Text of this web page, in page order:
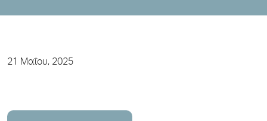
21 Μαΐου, 2025